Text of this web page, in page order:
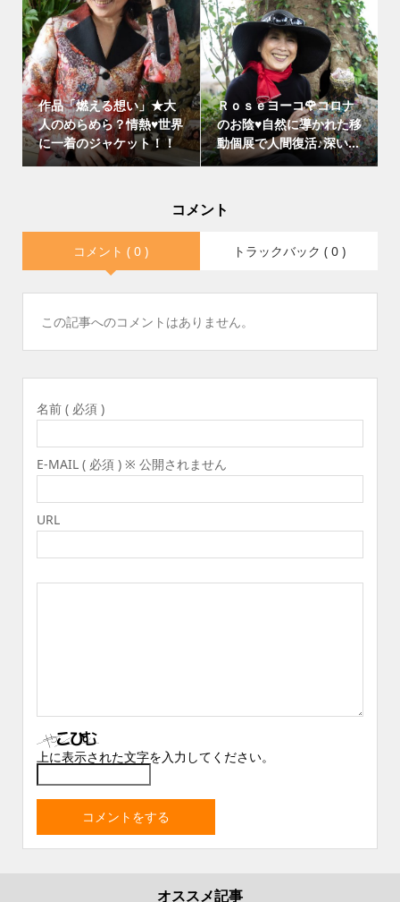
作品「燃える想い」★大
人のめらめら？情熱♥世界
に一着のジャケット！！
Ｒｏｓｅヨーコ🌹コロナ
のお陰♥自然に導かれた移
動個展で人間復活♪深い...
コメント
コメント ( 0 ) トラックバック ( 0 )
この記事へのコメントはありません。
名前 ( 必須 )
E-MAIL ( 必須 ) ※ 公開されません
URL
上に表示された文字を入力してください。
オススメ記事